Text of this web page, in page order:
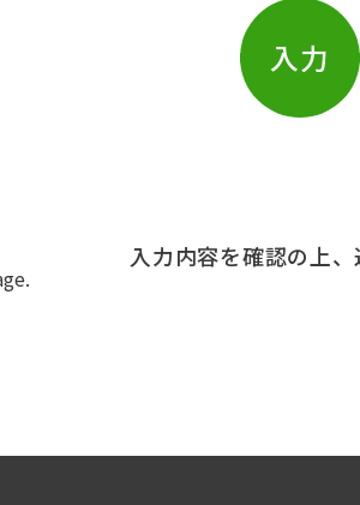
入力
入力内容を確認の上